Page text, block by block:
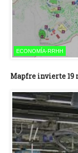
ECONOMÍA-RRHH
Mapfre invierte 19